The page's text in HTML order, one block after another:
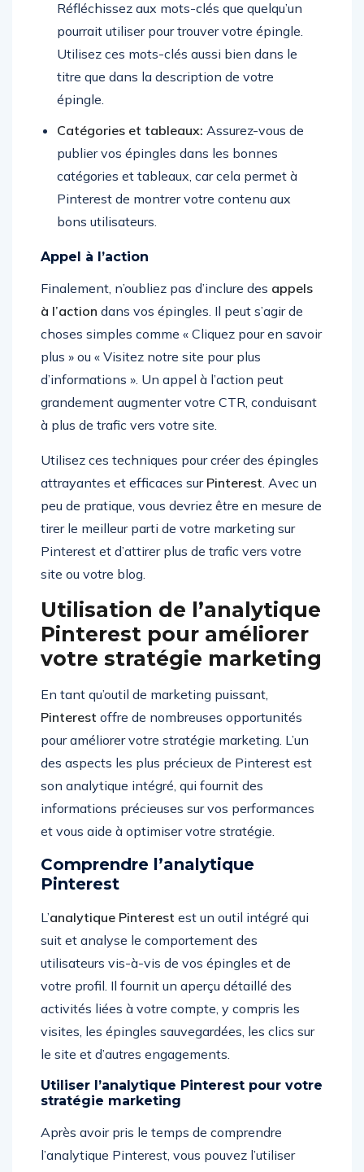
Réfléchissez aux mots-clés que quelqu’un
pourrait utiliser pour trouver votre épingle.
Utilisez ces mots-clés aussi bien dans le
titre que dans la description de votre
épingle.
Catégories et tableaux: Assurez-vous de
publier vos épingles dans les bonnes
catégories et tableaux, car cela permet à
Pinterest de montrer votre contenu aux
bons utilisateurs.
Appel à l’action
Finalement, n’oubliez pas d’inclure des appels
à l’action dans vos épingles. Il peut s’agir de
choses simples comme « Cliquez pour en savoir
plus » ou « Visitez notre site pour plus
d’informations ». Un appel à l’action peut
grandement augmenter votre CTR, conduisant
à plus de trafic vers votre site.
Utilisez ces techniques pour créer des épingles
attrayantes et efficaces sur Pinterest . Avec un
peu de pratique, vous devriez être en mesure de
tirer le meilleur parti de votre marketing sur
Pinterest et d’attirer plus de trafic vers votre
site ou votre blog.
Utilisation de l’analytique
Pinterest pour améliorer
votre stratégie marketing
En tant qu’outil de marketing puissant,
Pinterest offre de nombreuses opportunités
pour améliorer votre stratégie marketing. L’un
des aspects les plus précieux de Pinterest est
son analytique intégré, qui fournit des
informations précieuses sur vos performances
et vous aide à optimiser votre stratégie.
Comprendre l’analytique
Pinterest
L’analytique Pinterest est un outil intégré qui
suit et analyse le comportement des
utilisateurs vis-à-vis de vos épingles et de
votre profil. Il fournit un aperçu détaillé des
activités liées à votre compte, y compris les
visites, les épingles sauvegardées, les clics sur
le site et d’autres engagements.
Utiliser l’analytique Pinterest pour votre
stratégie marketing
Après avoir pris le temps de comprendre
l’analytique Pinterest, vous pouvez l’utiliser